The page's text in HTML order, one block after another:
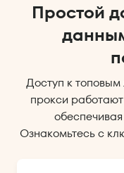
Простой
Доступ к
прокси
Ознакомьтесь с